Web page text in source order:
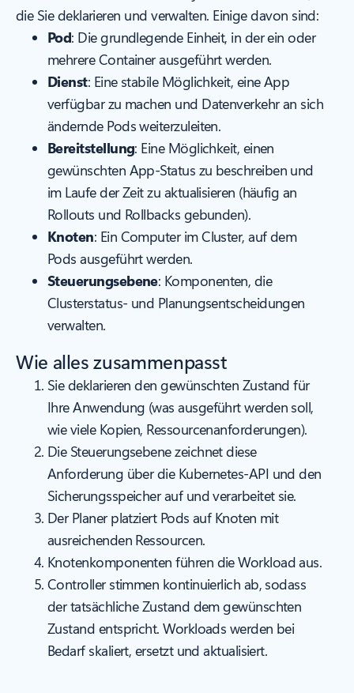
die Sie deklarieren und verwalten. Einige davon sind:
Pod: Die grundlegende Einheit, in der ein oder
mehrere Container ausgeführt werden.
Dienst: Eine stabile Möglichkeit, eine App
verfügbar zu machen und Datenverkehr an sich
ändernde Pods weiterzuleiten.
Bereitstellung: Eine Möglichkeit, einen
gewünschten App-Status zu beschreiben und
im Laufe der Zeit zu aktualisieren (häufig an
Rollouts und Rollbacks gebunden).
Knoten: Ein Computer im Cluster, auf dem
Pods ausgeführt werden.
Steuerungsebene: Komponenten, die
Clusterstatus- und Planungsentscheidungen
verwalten.
Wie alles zusammenpasst
Sie deklarieren den gewünschten Zustand für
Ihre Anwendung (was ausgeführt werden soll,
wie viele Kopien, Ressourcenanforderungen).
Die Steuerungsebene zeichnet diese
Anforderung über die Kubernetes-API und den
Sicherungsspeicher auf und verarbeitet sie.
Der Planer platziert Pods auf Knoten mit
ausreichenden Ressourcen.
Knotenkomponenten führen die Workload aus.
Controller stimmen kontinuierlich ab, sodass
der tatsächliche Zustand dem gewünschten
Zustand entspricht. Workloads werden bei
Bedarf skaliert, ersetzt und aktualisiert.